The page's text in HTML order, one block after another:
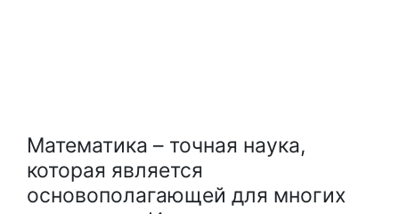
Математика – точная наука,
которая является
основополагающей для многих